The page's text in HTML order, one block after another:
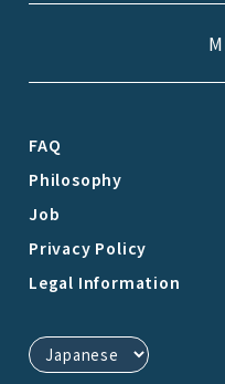
FAQ
Philosophy
Job
Privacy Policy
Legal Information